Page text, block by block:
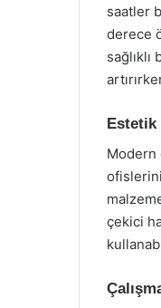
saatler
derece
Estetik
Modern
çekici